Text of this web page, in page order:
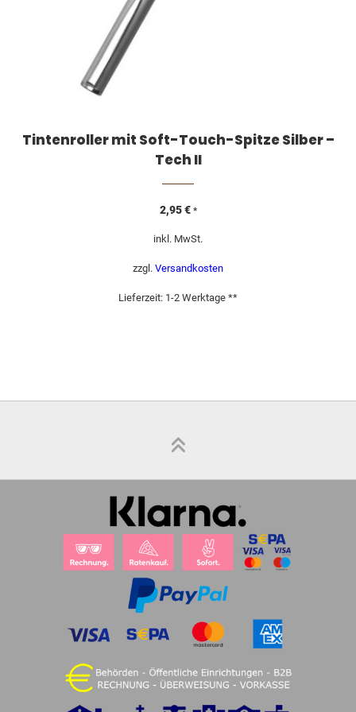
Tintenroller mit Soft-Touch-Spitze Silber –
Tech II
2,95€ *
inkl. MwSt.
zzgl. Versandkosten
Lieferzeit: 1-2 Werktage **